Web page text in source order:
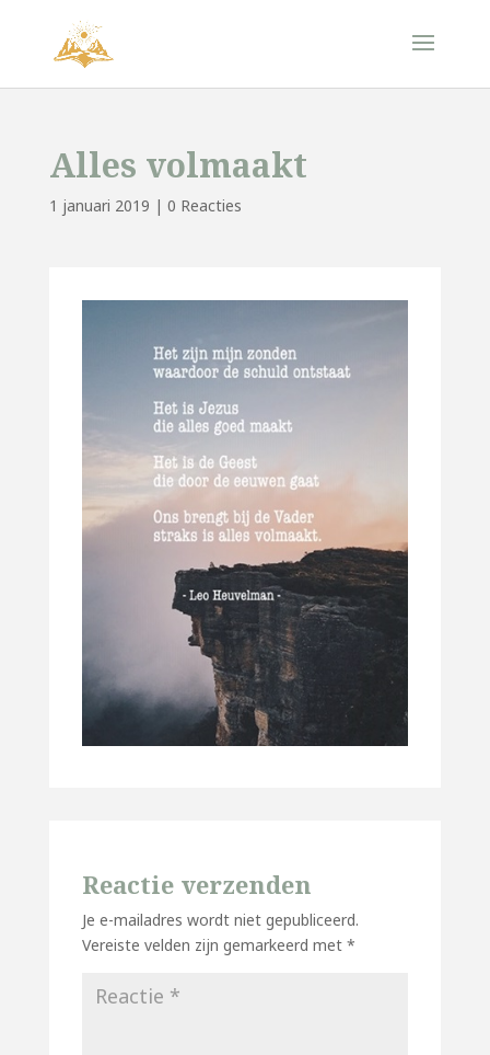
Alles volmaakt
1 januari 2019 | 0 Reacties
Reactie verzenden
Je e-mailadres wordt niet gepubliceerd.
Vereiste velden zijn gemarkeerd met *